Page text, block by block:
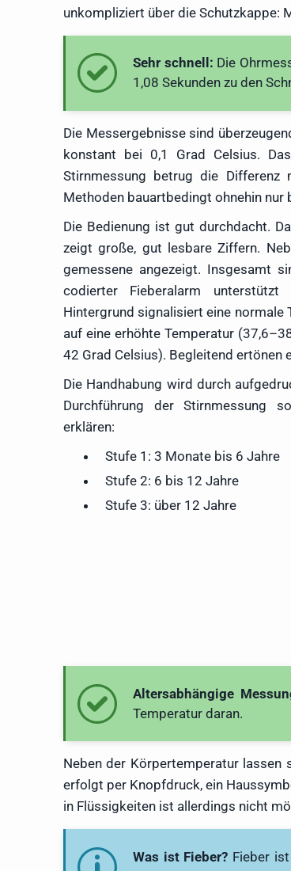
unkompliziert über die Schutzkappe:
Sehr schnell: Die
1,08 Sekunden zu den
Die Messergebnisse sind
konstant bei 0,1 Grad Celsius.
Stirnmessung betrug die Differenz
Methoden bauartbedingt ohnehin nur
Die Bedienung ist gut durchdacht.
zeigt große, gut lesbare Ziffern.
gemessene angezeigt. Insgesamt
codierter Fieberalarm
Hintergrund signalisiert eine normale
auf eine erhöhte Temperatur
42 Grad Celsius). Begleitend ertönen
Die Handhabung wird durch
Durchführung der Stirnmessung
erklären:
Stufe 1: 3 Monate bis 6 Jahre
Stufe 2: 6 bis 12 Jahre
Stufe 3: über 12 Jahre
Altersabhängige
Temperatur daran.
Neben der Körpertemperatur lassen
erfolgt per Knopfdruck, ein
in Flüssigkeiten ist allerdings nicht
Was ist Fieber? Fieber